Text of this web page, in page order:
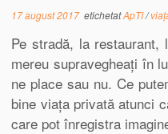
17 august 2017etichetatApTI/
Pe stradă, la restaurant,
mereu supravegheați în
ne place sau nu. Ce
bine viața privată atunci
care pot înregistra